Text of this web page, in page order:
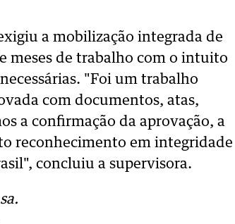
a mobilização integrada de
meses de trabalho com o intuito
"Foi um trabalho
com documentos, atas,
a confirmação da aprovação, a
reconhecimento em integridade
concluiu a supervisora.